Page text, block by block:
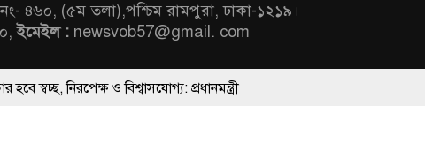
৪৬০, (৫ম তলা),পশ্চিম রামপুরা, ঢাকা-১২১৯।
ইমেইল : newsvob57@gmail. com
BY ThemesBazar.Com
ও বিশ্বাসযোগ্য: প্রধানমন্ত্রী